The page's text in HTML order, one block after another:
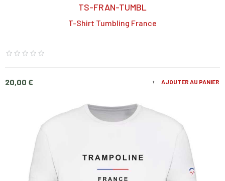
TS-FRAN-TUMBL
T-Shirt Tumbling France
AJOUTER AU PANIER
Prix
20,00 €